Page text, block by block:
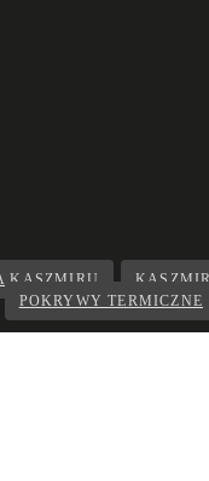
KASZMIRU KASZMIR
POKRYWY TERMICZNE